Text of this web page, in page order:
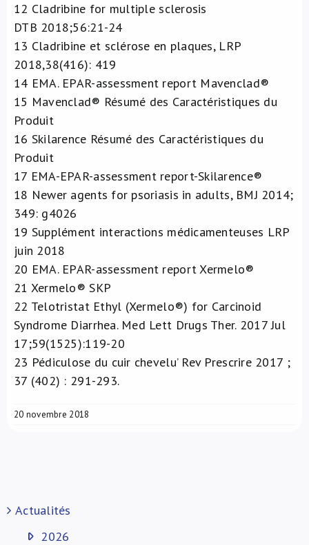
12 Cladribine for multiple sclerosis
DTB 2018;56:21-24
13 Cladribine et sclérose en plaques, LRP
2018,38(416): 419
14 EMA. EPAR-assessment report Mavenclad®
15 Mavenclad® Résumé des Caractéristiques du
Produit
16 Skilarence Résumé des Caractéristiques du
Produit
17 EMA-EPAR-assessment report-Skilarence®
18 Newer agents for psoriasis in adults, BMJ 2014;
349: g4026
19 Supplément interactions médicamenteuses LRP
juin 2018
20 EMA. EPAR-assessment report Xermelo®
21 Xermelo® SKP
22 Telotristat Ethyl (Xermelo®) for Carcinoid
Syndrome Diarrhea. Med Lett Drugs Ther. 2017 Jul
17;59(1525):119-20
23 Pédiculose du cuir chevelu’ Rev Prescrire 2017 ;
37 (402) : 291-293.
20 novembre 2018
Actualités
2026